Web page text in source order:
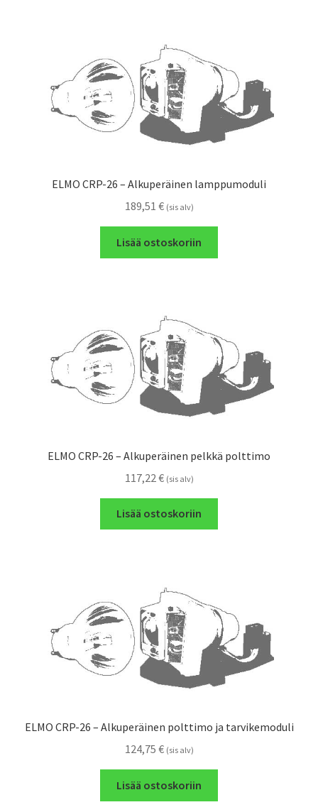
ELMO CRP-26 – Alkuperäinen lamppumoduli
189,51 € (sis alv)
Lisää ostoskoriin
ELMO CRP-26 – Alkuperäinen pelkkä polttimo
117,22 € (sis alv)
Lisää ostoskoriin
ELMO CRP-26 – Alkuperäinen polttimo ja tarvikemoduli
124,75 € (sis alv)
Lisää ostoskoriin